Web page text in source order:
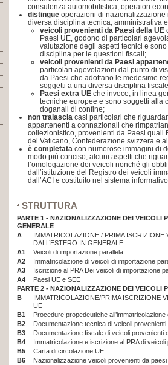
consulenza automobilistica, operatori
distingue operazioni di
diversa disciplina tecnica, amministrativa
veicoli provenienti da Paesi della UE
Paesi UE, godono di particolari
valutazione degli aspetti tecnici e
disciplina per le questioni fiscali;
veicoli provenienti da Paesi
particolari agevolazioni dal punto di
da Paesi che adottano le medesime
soggetti a una diversa disciplina
Paesi extra UE che invece, in linea
tecniche europee e sono soggetti alla
doganali di confine;
non tralascia casi particolari che
appartenenti a connazionali che
collezionistico, provenienti da Paesi quali
del Vaticano, Confederazione svizzera e
è completata con numerose immagini di
modo più conciso, alcuni aspetti che
l’omologazione dei veicoli nonché gli
dall’istituzione del Registro dei veicoli
dall’ACI e costituito nel sistema
STRUTTURA
PARTE 1 - NAZIONALIZZAZIONE DEI VEICOLI
GENERALE
A
IMMATRICOLAZIONE / PRIMA ISCRIZIONE
DALL’ESTERO IN GENERALE
A1
Veicoli di importazione parallela
A2
Immatricolazione di veicoli di importazione
A3
Iscrizione al PRA Dei veicoli di importazione
A4
Paesi UE e SEE
PARTE 2 - NAZIONALIZZAZIONE DEI VEICOLI
B
IMMATRICOLAZIONE/PRIMA ISCRIZIONE
UE
B1
Procedure propedeutiche
B2
Documentazione tecnica di veicoli provenienti
B3
Documentazione fiscale di veicoli provenienti
B4
Immatricolazione e iscrizione al PRA di
B5
Carta di circolazione UE
B6
Nazionalizzazione veicoli provenienti da